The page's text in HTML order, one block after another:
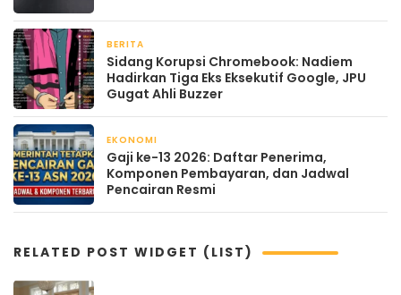
BERITA
Sidang Korupsi Chromebook: Nadiem
Hadirkan Tiga Eks Eksekutif Google, JPU
Gugat Ahli Buzzer
EKONOMI
Gaji ke-13 2026: Daftar Penerima,
Komponen Pembayaran, dan Jadwal
Pencairan Resmi
RELATED POST WIDGET (LIST)